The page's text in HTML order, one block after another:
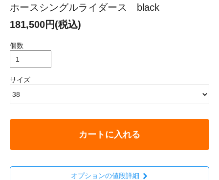
ホースシングルライダース black
181,500円(税込)
個数
サイズ
カートに入れる
オプションの値段詳細